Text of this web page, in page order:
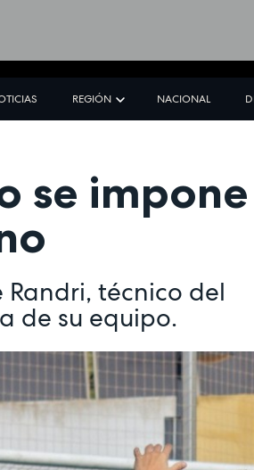
REGIÓN NACIONAL
se
Randri, técnico del
de su equipo.